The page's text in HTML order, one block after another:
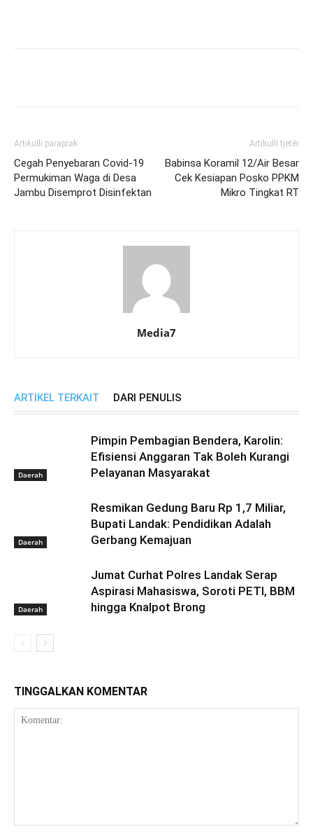
Artikulli paraprak
Cegah Penyebaran Covid-19
Permukiman Waga di Desa
Jambu Disemprot Disinfektan
Artikulli tjetër
Babinsa Koramil 12/Air Besar
Cek Kesiapan Posko PPKM
Mikro Tingkat RT
Media7
ARTIKEL TERKAIT DARI PENULIS
Daerah
Pimpin Pembagian Bendera, Karolin:
Efisiensi Anggaran Tak Boleh Kurangi
Pelayanan Masyarakat
Daerah
Resmikan Gedung Baru Rp 1,7 Miliar,
Bupati Landak: Pendidikan Adalah
Gerbang Kemajuan
Daerah
Jumat Curhat Polres Landak Serap
Aspirasi Mahasiswa, Soroti PETI, BBM
hingga Knalpot Brong
TINGGALKAN KOMENTAR